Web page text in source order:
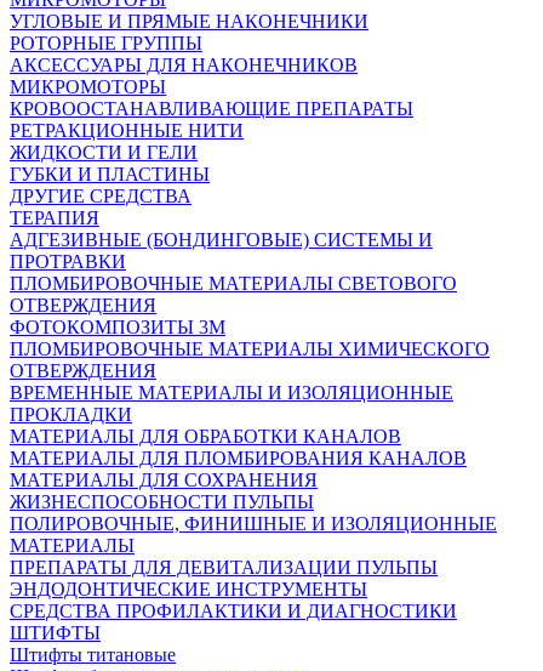
УГЛОВЫЕ И ПРЯМЫЕ НАКОНЕЧНИКИ
РОТОРНЫЕ ГРУППЫ
АКСЕССУАРЫ ДЛЯ НАКОНЕЧНИКОВ
МИКРОМОТОРЫ
КРОВООСТАНАВЛИВАЮЩИЕ ПРЕПАРАТЫ
РЕТРАКЦИОННЫЕ НИТИ
ЖИДКОСТИ И ГЕЛИ
ГУБКИ И ПЛАСТИНЫ
ДРУГИЕ СРЕДСТВА
ТЕРАПИЯ
АДГЕЗИВНЫЕ (БОНДИНГОВЫЕ) СИСТЕМЫ И
ПРОТРАВКИ
ПЛОМБИРОВОЧНЫЕ МАТЕРИАЛЫ СВЕТОВОГО
ОТВЕРЖДЕНИЯ
ФОТОКОМПОЗИТЫ 3М
ПЛОМБИРОВОЧНЫЕ МАТЕРИАЛЫ ХИМИЧЕСКОГО
ОТВЕРЖДЕНИЯ
ВРЕМЕННЫЕ МАТЕРИАЛЫ И ИЗОЛЯЦИОННЫЕ
ПРОКЛАДКИ
МАТЕРИАЛЫ ДЛЯ ОБРАБОТКИ КАНАЛОВ
МАТЕРИАЛЫ ДЛЯ ПЛОМБИРОВАНИЯ КАНАЛОВ
МАТЕРИАЛЫ ДЛЯ СОХРАНЕНИЯ
ЖИЗНЕСПОСОБНОСТИ ПУЛЬПЫ
ПОЛИРОВОЧНЫЕ, ФИНИШНЫЕ И ИЗОЛЯЦИОННЫЕ
МАТЕРИАЛЫ
ПРЕПАРАТЫ ДЛЯ ДЕВИТАЛИЗАЦИИ ПУЛЬПЫ
ЭНДОДОНТИЧЕСКИЕ ИНСТРУМЕНТЫ
СРЕДСТВА ПРОФИЛАКТИКИ И ДИАГНОСТИКИ
ШТИФТЫ
Штифты титановые